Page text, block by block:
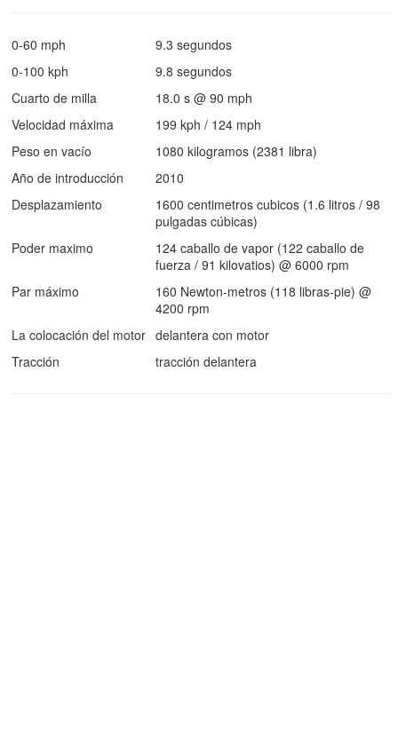
0-60 mph
9.3 segundos
0-100 kph
9.8 segundos
Cuarto de milla
18.0 s @ 90 mph
Velocidad máxima
199 kph / 124 mph
Peso en vacío
1080 kilogramos (2381 libra)
Año de introducción
2010
Desplazamiento
1600 centimetros cubicos (1.6 litros / 98
pulgadas cúbicas)
Poder maximo
124 caballo de vapor (122 caballo de
fuerza / 91 kilovatios) @ 6000 rpm
Par máximo
160 Newton-metros (118 libras-pie) @
4200 rpm
La colocación del motor delantera con motor
Tracción
tracción delantera